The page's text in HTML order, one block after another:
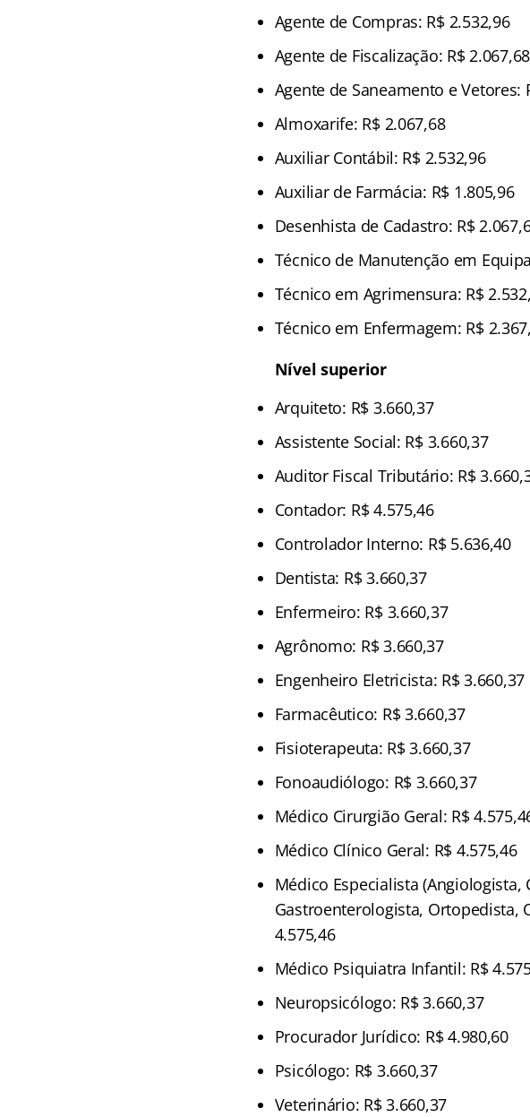
Agente de Compras: R$ 2.532,96
Agente de Fiscalização: R$ 2.067,68
Agente de Saneamento e Vetores:
Almoxarife: R$ 2.067,68
Auxiliar Contábil: R$ 2.532,96
Auxiliar de Farmácia: R$ 1.805,96
Desenhista de Cadastro: R$
Técnico de Manutenção em
Técnico em Agrimensura: R$
Técnico em Enfermagem: R$
Nível superior
Arquiteto: R$ 3.660,37
Assistente Social: R$ 3.660,37
Auditor Fiscal Tributário: R$
Contador: R$ 4.575,46
Controlador Interno: R$ 5.636,40
Dentista: R$ 3.660,37
Enfermeiro: R$ 3.660,37
Agrônomo: R$ 3.660,37
Engenheiro Eletricista: R$ 3.660,37
Farmacêutico: R$ 3.660,37
Fisioterapeuta: R$ 3.660,37
Fonoaudiólogo: R$ 3.660,37
Médico Cirurgião Geral: R$
Médico Clínico Geral: R$ 4.575,46
Médico Especialista
Gastroenterologista, Ortopedista,
4.575,46
Médico Psiquiatra Infantil: R$
Neuropsicólogo: R$ 3.660,37
Procurador Jurídico: R$ 4.980,60
Psicólogo: R$ 3.660,37
Veterinário: R$ 3.660,37